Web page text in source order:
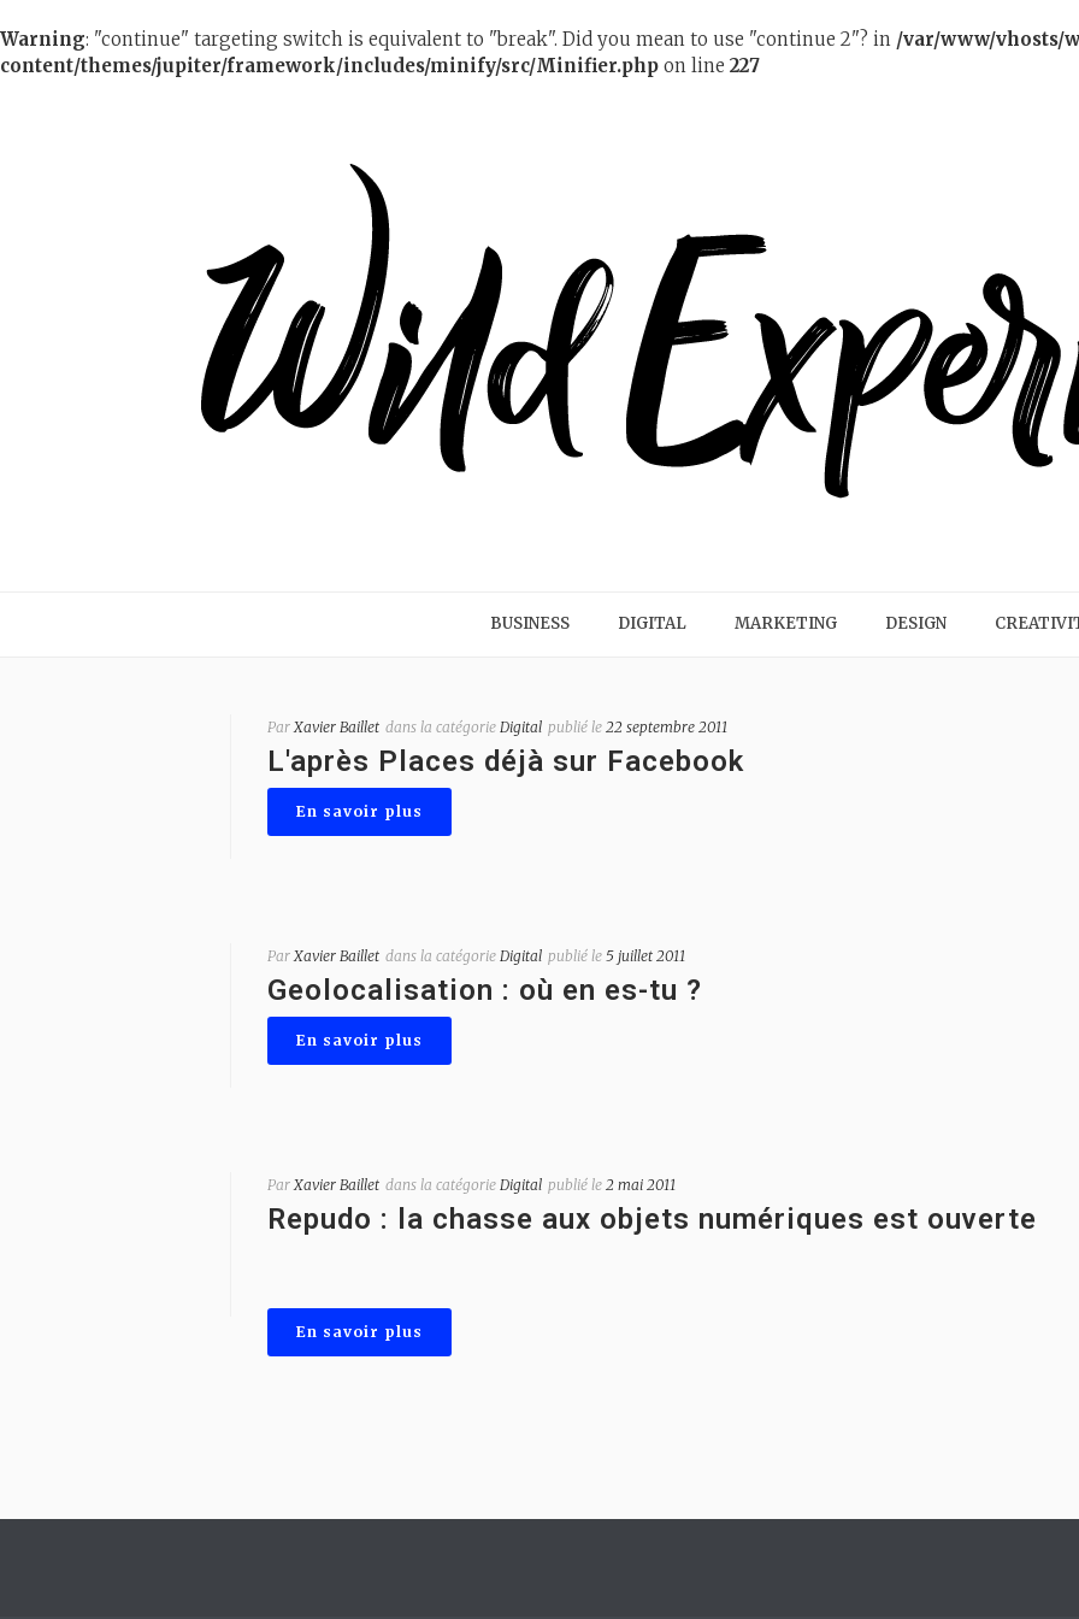
Warning: "continue" targeting switch is equivalent to "break". Did you mean to use "continue 2"? in /var/www/vhosts/
content/themes/jupiter/framework/includes/minify/src/Minifier.php on line 227
BUSINESS DIGITAL MARKETING DESIGN
Par Xavier Baillet dans la catégorie Digital publié le 22 septembre 2011
L'après Places déjà sur Facebook
En savoir plus
Par Xavier Baillet dans la catégorie Digital publié le 5 juillet 2011
Geolocalisation : où en es-tu ?
En savoir plus
Par Xavier Baillet dans la catégorie Digital publié le 2 mai 2011
Repudo : la chasse aux objets numériques est ouverte
En savoir plus